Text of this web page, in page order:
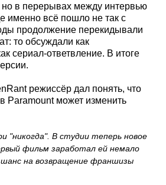
в перерывах между интервью
именно всё пошло не так с
продолжение перекидывали
то обсуждали как
сериал-ответвление. В итоге
режиссёр дал понять, что
Paramount может изменить
"никогда". В студии теперь новое
фильм заработал ей немало
на возвращение франшизы